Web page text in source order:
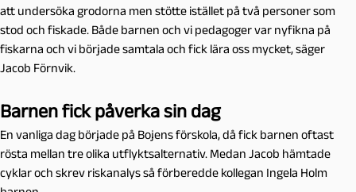
att undersöka grodorna men stötte istället på två personer som
stod och fiskade. Både barnen och vi pedagoger var nyfikna på
fiskarna och vi började samtala och fick lära oss mycket, säger
Jacob Förnvik.
Barnen fick påverka sin dag
En vanliga dag började på Bojens förskola, då fick barnen oftast
rösta mellan tre olika utflyktsalternativ. Medan Jacob hämtade
cyklar och skrev riskanalys så förberedde kollegan Ingela Holm